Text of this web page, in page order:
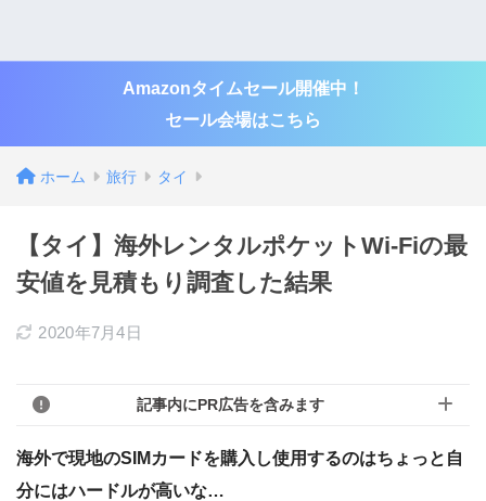
Amazonタイムセール開催中！
セール会場はこちら
ホーム 旅行 タイ
【タイ】海外レンタルポケットWi-Fiの最
安値を見積もり調査した結果
2020年7月4日
記事内にPR広告を含みます
海外で現地のSIMカードを購入し使用するのはちょっと自
分にはハードルが高いな…